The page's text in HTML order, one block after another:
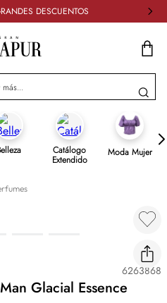
DESCUENTOS
y más...
Catálogo
Extendido
Moda Mujer
6263868
Glacial Essence